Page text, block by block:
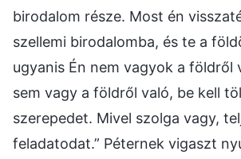
birodalom része. Most én
szellemi birodalomba, és te a
ugyanis Én nem vagyok a földről
sem vagy a földről való, be kell
szerepedet. Mivel szolga vagy,
feladatodat.” Péternek vigaszt